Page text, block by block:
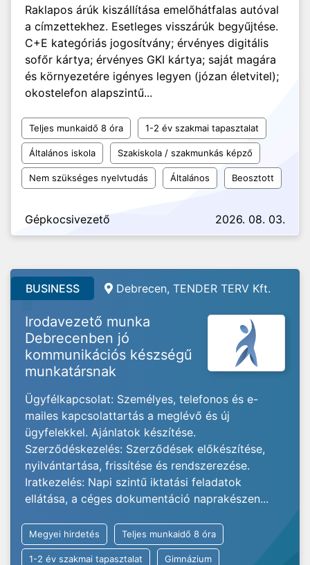
Raklapos árúk kiszállítása emelőhátfalas autóval
a címzettekhez. Esetleges visszárúk begyűjtése.
C+E kategóriás jogosítvány; érvényes digitális
sofőr kártya; érvényes GKI kártya; saját magára
és környezetére igényes legyen (józan életvitel);
okostelefon alapszintű...
Teljes munkaidő 8 óra 1-2 év szakmai tapasztalat
Általános iskola Szakiskola / szakmunkás képző
Nem szükséges nyelvtudás Általános Beosztott
Gépkocsivezető 2026. 08. 03.
BUSINESS Debrecen, TENDER TERV Kft.
Irodavezető munka
Debrecenben jó
kommunikációs készségű
munkatársnak
Ügyfélkapcsolat: Személyes, telefonos és e-
mailes kapcsolattartás a meglévő és új
ügyfelekkel. Ajánlatok készítése.
Szerződéskezelés: Szerződések előkészítése,
nyilvántartása, frissítése és rendszerezése.
Iratkezelés: Napi szintű iktatási feladatok
ellátása, a céges dokumentáció naprakészen...
Megyei hirdetés Teljes munkaidő 8 óra
1-2 év szakmai tapasztalat Gimnázium